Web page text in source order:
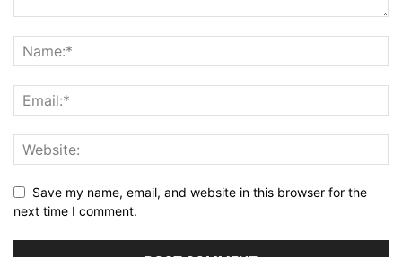
Save my name, email, and website in this browser for the
next time I comment.